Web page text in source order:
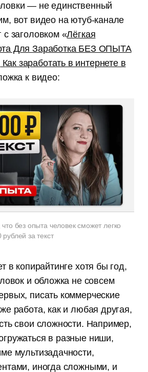
— не единственный
вот видео на ютуб-канале
с заголовком «Лёгкая
Для Заработка БЕЗ ОПЫТА
заработать в интернете в
к видео:
без опыта человек сможет легко
за текст
в копирайтинге хотя бы год,
и обложка не совсем
писать коммерческие
работа, как и любая другая,
свои сложности. Например,
в разные ниши,
мультизадачности,
иногда сложными, и